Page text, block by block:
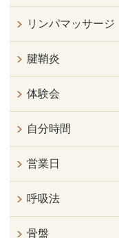
リンパマッサージ
腱鞘炎
体験会
自分時間
営業日
呼吸法
骨盤